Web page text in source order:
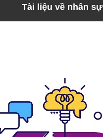
Tài liệu về nhân sự